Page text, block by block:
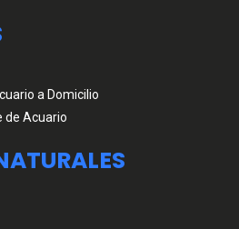
a Domicilio
de Acuario